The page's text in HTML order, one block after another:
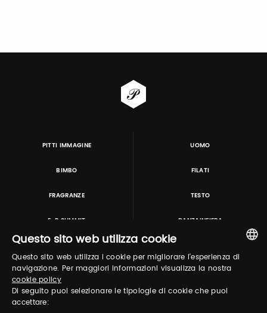
PITTI IMMAGINE UOMO
BIMBO FILATI
FRAGRANZE TESTO
E-P SUMMIT DANZAINFIERA
TUTORING & CONSULTING
ITALIAN
Questo sito web utilizza cookie
Questo sito web utilizza i cookie per migliorare l'esperienza di
navigazione. Per maggiori informazioni visualizza la nostra
cookie policy
Di seguito puoi selezionare le tipologie di cookie che puoi
accettare: